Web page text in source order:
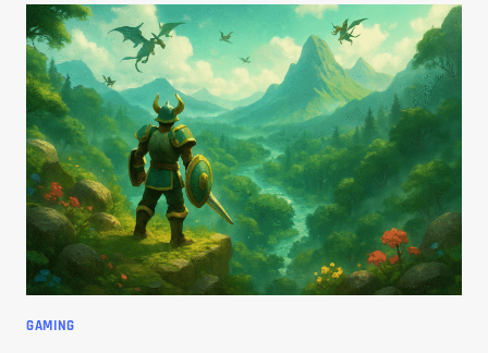
GUIDE
COMPLET
ET
ASTUCES
INCONTOURNABLES
GAMING